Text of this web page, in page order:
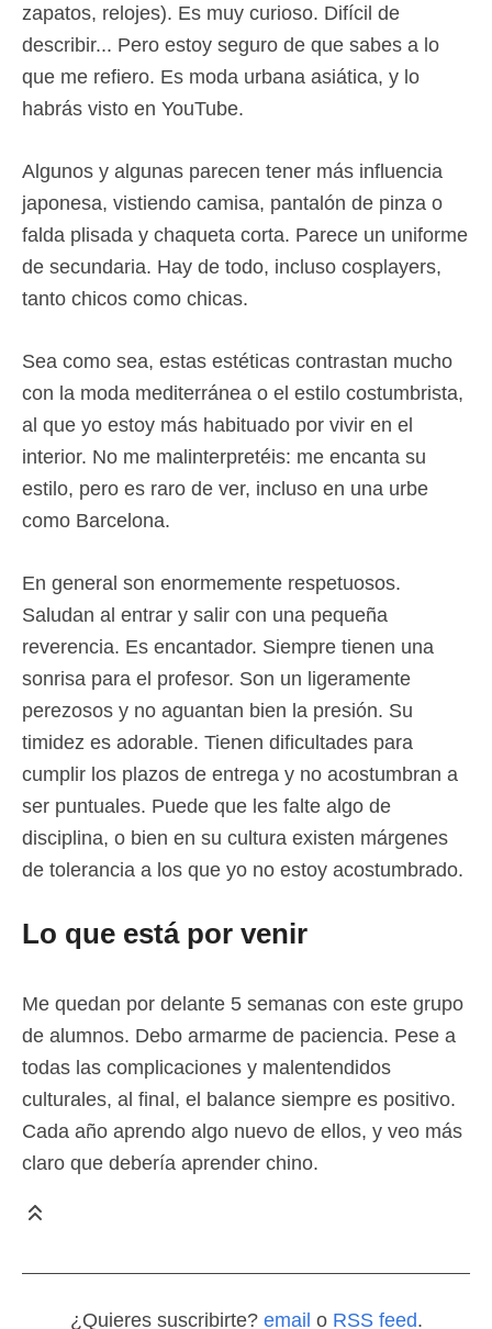
zapatos, relojes). Es muy curioso. Difícil de
describir... Pero estoy seguro de que sabes a lo
que me refiero. Es moda urbana asiática, y lo
habrás visto en YouTube.
Algunos y algunas parecen tener más influencia
japonesa, vistiendo camisa, pantalón de pinza o
falda plisada y chaqueta corta. Parece un uniforme
de secundaria. Hay de todo, incluso cosplayers,
tanto chicos como chicas.
Sea como sea, estas estéticas contrastan mucho
con la moda mediterránea o el estilo costumbrista,
al que yo estoy más habituado por vivir en el
interior. No me malinterpretéis: me encanta su
estilo, pero es raro de ver, incluso en una urbe
como Barcelona.
En general son enormemente respetuosos.
Saludan al entrar y salir con una pequeña
reverencia. Es encantador. Siempre tienen una
sonrisa para el profesor. Son un ligeramente
perezosos y no aguantan bien la presión. Su
timidez es adorable. Tienen dificultades para
cumplir los plazos de entrega y no acostumbran a
ser puntuales. Puede que les falte algo de
disciplina, o bien en su cultura existen márgenes
de tolerancia a los que yo no estoy acostumbrado.
Lo que está por venir
Me quedan por delante 5 semanas con este grupo
de alumnos. Debo armarme de paciencia. Pese a
todas las complicaciones y malentendidos
culturales, al final, el balance siempre es positivo.
Cada año aprendo algo nuevo de ellos, y veo más
claro que debería aprender chino.
¿Quieres suscribirte? email o RSS feed.